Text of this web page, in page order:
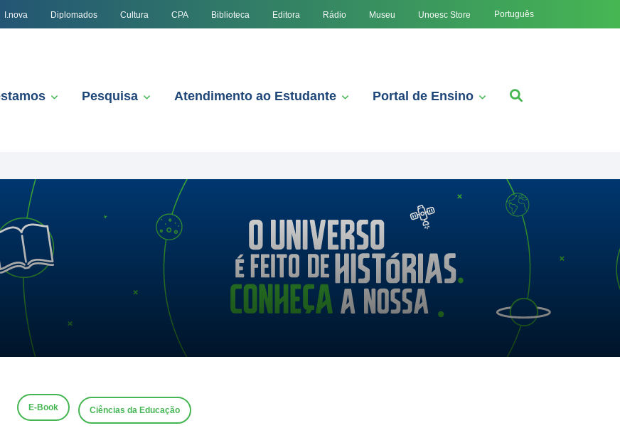
I.nova Diplomados Cultura CPA Biblioteca Editora Rádio Museu Unoesc Store Português
Pesquisa Atendimento ao Estudante Portal de Ensino
E-Book Ciências da Educação